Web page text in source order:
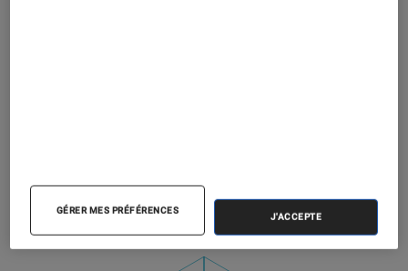
Note technique Détail des sous notes
Note technique
GÉRER MES PRÉFÉRENCES
J'ACCEPTE